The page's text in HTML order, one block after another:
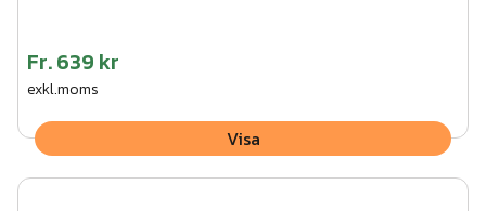
Fr.639 kr
exkl.moms
Visa